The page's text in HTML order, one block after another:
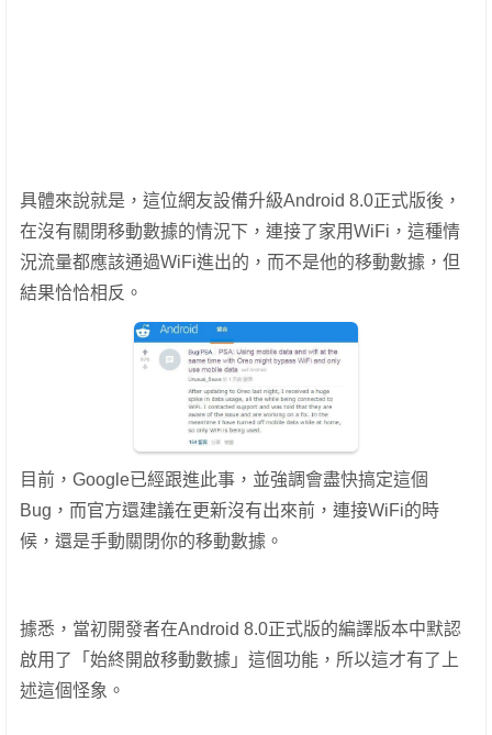
具體來說就是，這位網友設備升級Android 8.0正式版後，
在沒有關閉移動數據的情況下，連接了家用WiFi，這種情
況流量都應該通過WiFi進出的，而不是他的移動數據，但
結果恰恰相反。
目前，Google已經跟進此事，並強調會盡快搞定這個
Bug，而官方還建議在更新沒有出來前，連接WiFi的時
候，還是手動關閉你的移動數據。
據悉，當初開發者在Android 8.0正式版的編譯版本中默認
啟用了「始終開啟移動數據」這個功能，所以這才有了上
述這個怪象。